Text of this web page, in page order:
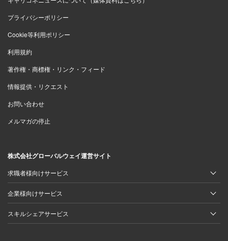
プライバシーポリシー
Cookie等利用ポリシー
利用規約
著作権・商標権・リンク・フィード
情報提供・リクエスト
お問い合わせ
メルマガの停止
株式会社グローバルウェイ運営サイト
求職者様向けサービス
企業様向けサービス
スキルシェアサービス